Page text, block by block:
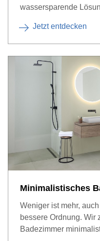
wassersparende
Jetzt entdecken
Minimalistisches
Weniger ist mehr,
bessere Ordnung. Wir
Badezimmer